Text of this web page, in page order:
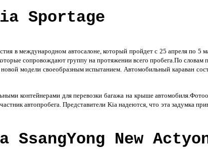
Sportage
в международном автосалоне, который пройдет с 25 апреля по 5
сопровождают группу на протяжении всего пробега.По
модели своеобразным испытанием. Автомобильный караван
контейнерами для перевозки багажа на крыше
автопробега. Представители Kia надеются, что эта задумка
SsangYong New